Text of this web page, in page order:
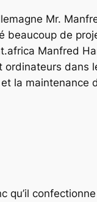
Mr.
beaucoup de
Manfred
dans
la maintenance
qu’il